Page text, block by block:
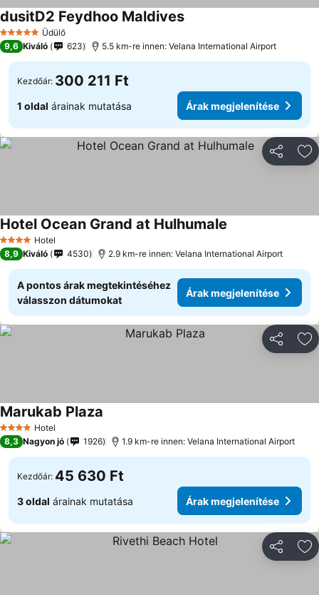
5 KategóriaÜdülő
dusitD2 Feydhoo MaldivesÁrak megjelenítése
9,6 Kiváló 623 5.5 km-re innen: Velana International Airport
Kezdőár: 300 211 Ft
1 oldal árainak mutatása Árak megjelenítése
4 KategóriaHotel
Hotel Ocean Grand at Hulhumale
8,9 Kiváló 4530 2.9 km-re innen: Velana International Airport
A pontos árak megtekintéséhez
válasszon dátumokat
Árak megjelenítése
4 KategóriaHotel
Marukab Plaza
8,3 Nagyon jó 1926 1.9 km-re innen: Velana International Airport
Kezdőár: 45 630 Ft
3 oldal árainak mutatása Árak megjelenítése